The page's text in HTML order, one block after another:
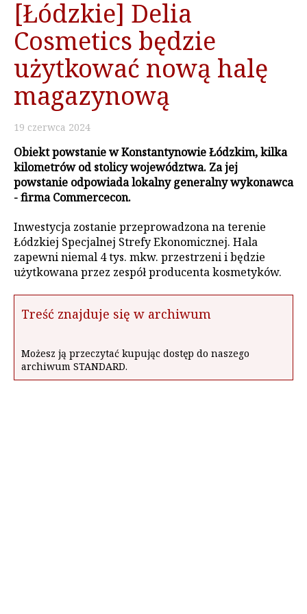
[Łódzkie] Delia
Cosmetics będzie
użytkować nową halę
magazynową
19 czerwca 2024
Obiekt powstanie w Konstantynowie Łódzkim, kilka
kilometrów od stolicy województwa. Za jej
powstanie odpowiada lokalny generalny wykonawca
- firma Commercecon.
Inwestycja zostanie przeprowadzona na terenie
Łódzkiej Specjalnej Strefy Ekonomicznej. Hala
zapewni niemal 4 tys. mkw. przestrzeni i będzie
użytkowana przez zespół producenta kosmetyków.
Treść znajduje się w archiwum
Możesz ją przeczytać kupując dostęp do naszego
archiwum STANDARD.